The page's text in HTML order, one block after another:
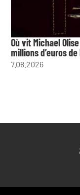
Où vit Michael
millions d’euros
7.08.2026